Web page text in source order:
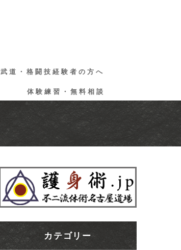
武道・格闘技経験者の方へ
体験練習・無料相談
カテゴリー